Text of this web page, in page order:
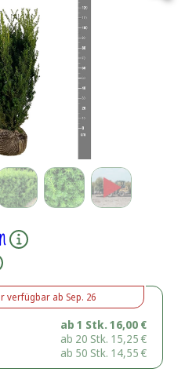
verfügbar ab Sep. 26
ab 1 Stk.16,00 €
ab 20 Stk. 15,25 €
ab 50 Stk. 14,55 €